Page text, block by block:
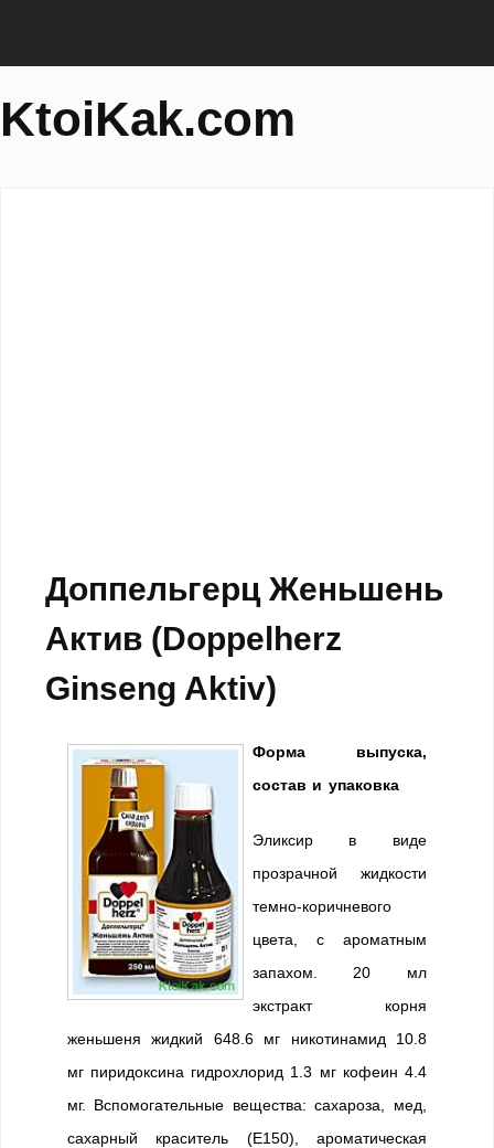
KtoiKak.com
Доппельгерц Женьшень
Актив (Doppelherz
Ginseng Aktiv)
Форма выпуска,
состав и упаковка
Эликсир в виде
прозрачной жидкости
темно-коричневого
цвета, с ароматным
запахом. 20 мл
экстракт корня
женьшеня жидкий 648.6 мг никотинамид 10.8
мг пиридоксина гидрохлорид 1.3 мг кофеин 4.4
мг. Вспомогательные вещества: сахароза, мед,
сахарный краситель (Е150), ароматическая